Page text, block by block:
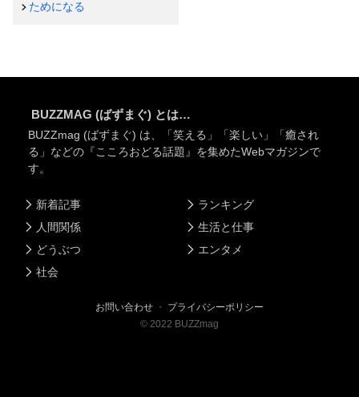
ためになる
BUZZMAG (ばずまぐ) とは…
BUZZmag (ばずまぐ) は、「笑える」「楽しい」「癒され
る」などの『こころおどる話題』を集めたWebマガジンで
す。
新着記事
人間関係
どうぶつ
社会
ランキング
生活と仕事
エンタメ
お問い合わせ ・ プライバシーポリシー
© 2022 BUZZmag